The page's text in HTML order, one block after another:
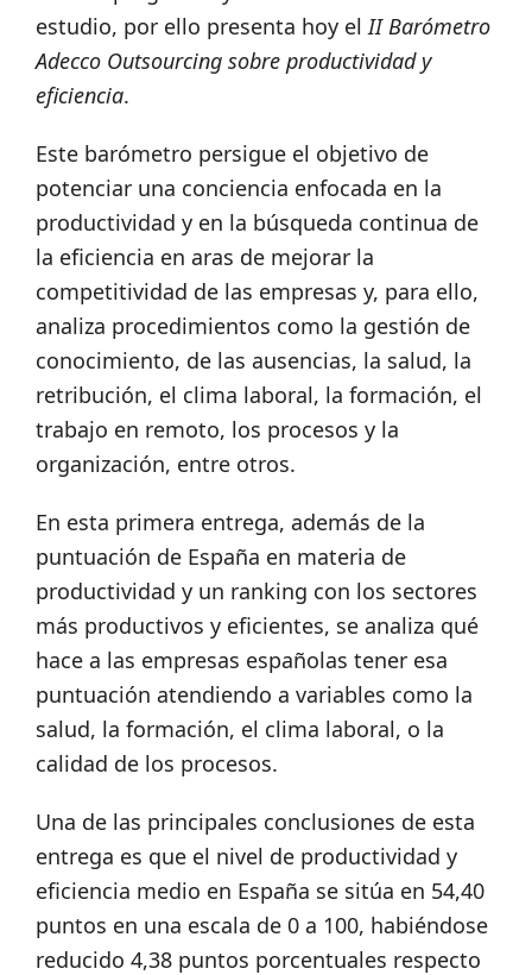
estudio, por ello presenta hoy el II Barómetro
Adecco Outsourcing sobre productividad y
eficiencia.
Este barómetro persigue el objetivo de
potenciar una conciencia enfocada en la
productividad y en la búsqueda continua de
la eficiencia en aras de mejorar la
competitividad de las empresas y, para ello,
analiza procedimientos como la gestión de
conocimiento, de las ausencias, la salud, la
retribución, el clima laboral, la formación, el
trabajo en remoto, los procesos y la
organización, entre otros.
En esta primera entrega, además de la
puntuación de España en materia de
productividad y un ranking con los sectores
más productivos y eficientes, se analiza qué
hace a las empresas españolas tener esa
puntuación atendiendo a variables como la
salud, la formación, el clima laboral, o la
calidad de los procesos.
Una de las principales conclusiones de esta
entrega es que el nivel de productividad y
eficiencia medio en España se sitúa en 54,40
puntos en una escala de 0 a 100, habiéndose
reducido 4,38 puntos porcentuales respecto